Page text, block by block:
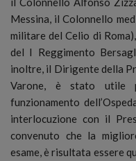
Messina, il Colonnello
militare del Celio di
del I Reggimento
inoltre, il Dirigente della
Varone, è stato utile
funzionamento
interlocuzione con il
convenuto che la
esame, è risultata essere